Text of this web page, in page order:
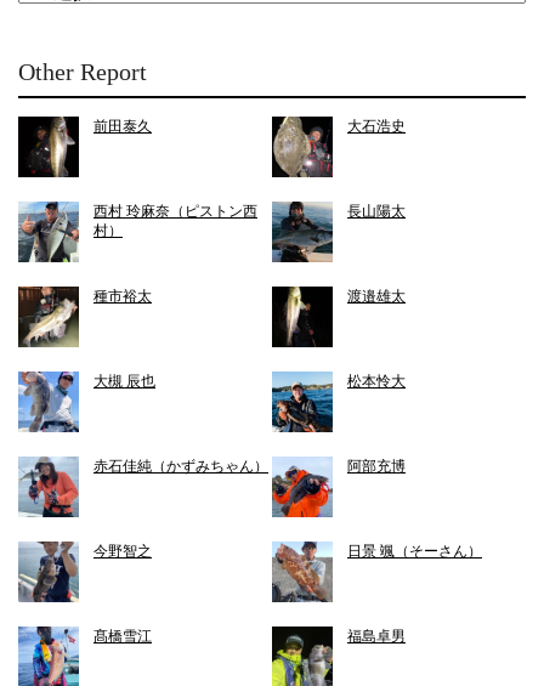
Other Report
前田泰久 大石浩史
西村 玲麻奈（ピストン西
村）
長山陽太
種市裕太 渡邉雄太
大槻 辰也 松本怜大
赤石佳純（かずみちゃん） 阿部充博
今野智之 日景 颯（そーさん）
髙橋雪江 福島卓男